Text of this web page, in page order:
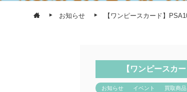
お知らせ 【ワンピースカード】
【ワンピースカ
お知らせ イベント 買取商品